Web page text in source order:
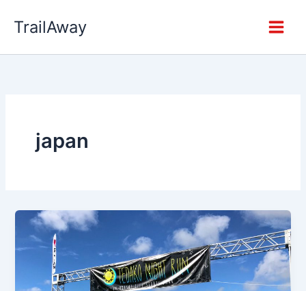
InhaltTrailAway
japan